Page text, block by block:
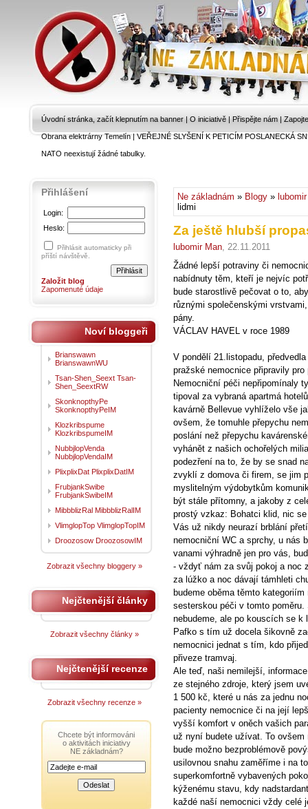
Úvodní stránka, začít klepnutím na banner | O iniciativě | Přispějte nám |
Obrana elektrárny Temelín|VEŘEJNÉ SLYŠENÍ K PETICÍM POSLANECKÁ
NATO neexistují žádné tabulky.
Ne základnám » Blogy »
lidmi
Za ještě hlubší
lubomir Man, 22.11.2011
Žádné lepší potraviny či
nabídnuty těm, kteří je nejvíc
bude starostlivě pečovat o to,
různými společenskými
pány.
VÁCLAV HAVEL v roce 1989
V pondělí 21.listopadu,
pražské nemocnice připravily
Nemocniční péči nepřipomínaly
tipoval za vybraná apartmá
kavárně Bellevue vyhlíželo vše
ovšem, že tomuhle přepychu
poslání než přepychu
vyhánět z našich ochořelých
podezření na to, že by se snad
zvyklí z domova či firem, se jim
myslitelným výdobytkům
být stále přítomny, a jakoby z
prostý vzkaz: Bohatci klid, nic
Vás už nikdy neurazí brblání
nemocniční WC a sprchy, u nás
vanami výhradně jen pro vás,
- vždyť nám za svůj pokoj a noc
za lúžko a noc dávají támhleti
budeme oběma těmto
sesterskou péči v tomto
nebudeme, ale po kouscích se
Pafko s tím už docela šikovně
nemocnici jednat s tím, kdo
přiveze tramvaj.
Ale teď, naši nemilejší,
ze stejného zdroje, který jsem
1 500 kč, které u nás za jednu
pacienty nemocnice či na její
vyšší komfort v oněch vašich
už nyní budete užívat. To
bude možno bezproblémově
usilovnou snahu zaměříme i na
superkomfortně vybavených
kýženému stavu, kdy
každé naší nemocnici vždy celé
Přihlášení
Login:
Heslo:
Přihlásit automaticky při
příští návštěvě.
Založit blog
Zapomenuté údaje
Noví bloggeři
Brianswawn
BrianswawnWU
Tsan-Shen_Seext Tsan-
Shen_SeextRW
SkonknopthyPe
SkonknopthyPeIM
Klozkribspume
KlozkribspumeIM
NubbjlopVenda
NubbjlopVendaIM
PlixplixDat PlixplixDatIM
FrubjankSwibe
FrubjankSwibeIM
MibbblizRal MibbblizRalIM
VlimglopTop VlimglopTopIM
Droozosow DroozosowIM
Zobrazit všechny bloggery »
Nejčtenější články
Zobrazit všechny články »
Nejčtenější recenze
Zobrazit všechny recenze »
Chcete být informováni
o aktivitách iniciativy
NE základnám?